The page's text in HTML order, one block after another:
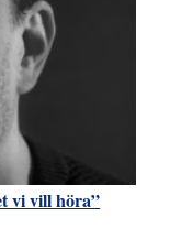
vi vill höra”